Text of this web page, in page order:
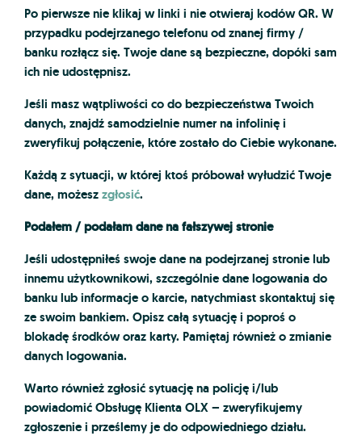
Po pierwsze nie klikaj w linki i nie otwieraj kodów QR. W
przypadku podejrzanego telefonu od znanej firmy /
banku rozłącz się. Twoje dane są bezpieczne, dopóki sam
ich nie udostępnisz.
Jeśli masz wątpliwości co do bezpieczeństwa Twoich
danych, znajdź samodzielnie numer na infolinię i
zweryfikuj połączenie, które zostało do Ciebie wykonane.
Każdą z sytuacji, w której ktoś próbował wyłudzić Twoje
dane, możesz zgłosić.
Podałem / podałam dane na fałszywej stronie
Jeśli udostępniłeś swoje dane na podejrzanej stronie lub
innemu użytkownikowi, szczególnie dane logowania do
banku lub informacje o karcie, natychmiast skontaktuj się
ze swoim bankiem. Opisz całą sytuację i poproś o
blokadę środków oraz karty. Pamiętaj również o zmianie
danych logowania.
Warto również zgłosić sytuację na policję i/lub
powiadomić Obsługę Klienta OLX – zweryfikujemy
zgłoszenie i prześlemy je do odpowiedniego działu.